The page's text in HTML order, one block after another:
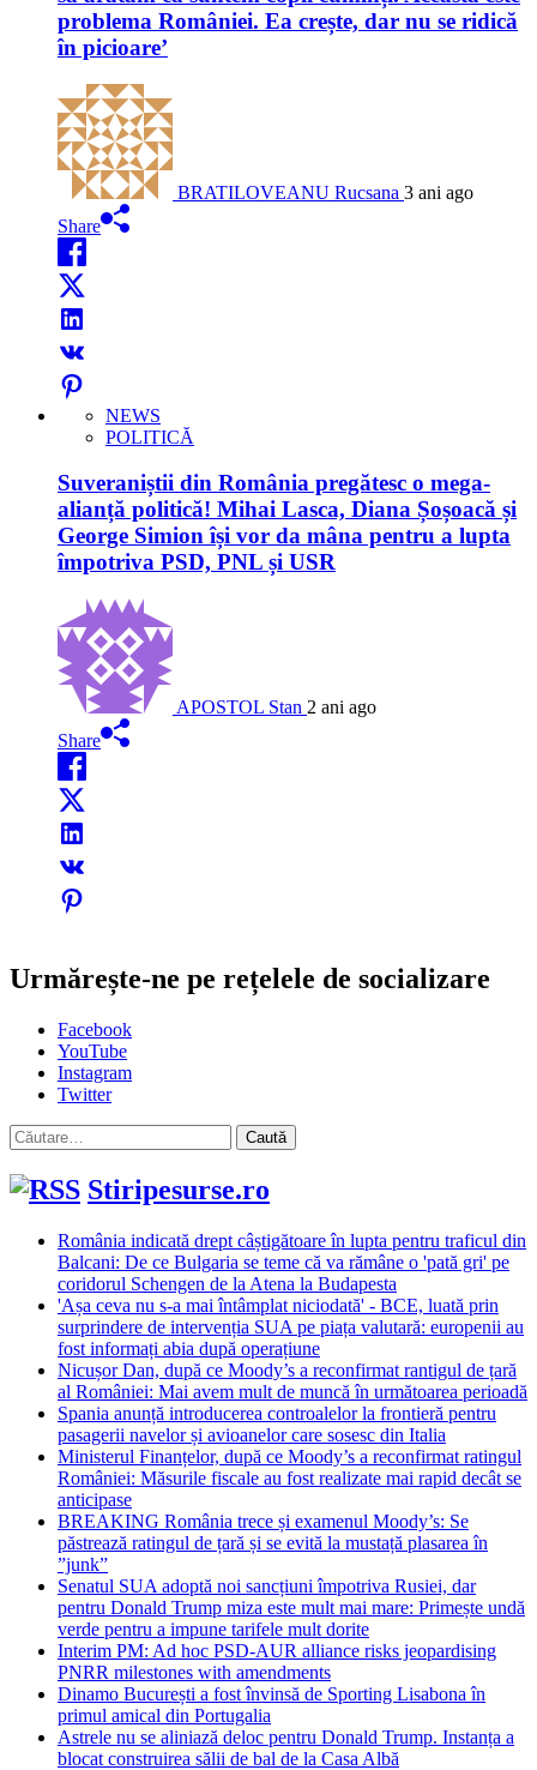
problema României. Ea crește, dar nu se ridică
în picioare’
BRATILOVEANU Rucsana 3 ani ago
Share
NEWS
POLITICĂ
Suveraniștii din România pregătesc o mega-
alianță politică! Mihai Lasca, Diana Șoșoacă și
George Simion își vor da mâna pentru a lupta
împotriva PSD, PNL și USR
APOSTOL Stan 2 ani ago
Share
Urmărește-ne pe rețelele de socializare
Facebook
YouTube
Instagram
Twitter
Caută
după:
Stiripesurse.ro
România indicată drept câștigătoare în lupta pentru traficul din
Balcani: De ce Bulgaria se teme că va rămâne o 'pată gri' pe
coridorul Schengen de la Atena la Budapesta
'Așa ceva nu s-a mai întâmplat niciodată' - BCE, luată prin
surprindere de intervenția SUA pe piața valutară: europenii au
fost informați abia după operațiune
Nicușor Dan, după ce Moody’s a reconfirmat rantigul de țară
al României: Mai avem mult de muncă în următoarea perioadă
Spania anunță introducerea controalelor la frontieră pentru
pasagerii navelor și avioanelor care sosesc din Italia
Ministerul Finanțelor, după ce Moody’s a reconfirmat ratingul
României: Măsurile fiscale au fost realizate mai rapid decât se
anticipase
BREAKING România trece și examenul Moody’s: Se
păstrează ratingul de țară și se evită la mustață plasarea în
”junk”
Senatul SUA adoptă noi sancțiuni împotriva Rusiei, dar
pentru Donald Trump miza este mult mai mare: Primește undă
verde pentru a impune tarifele mult dorite
Interim PM: Ad hoc PSD-AUR alliance risks jeopardising
PNRR milestones with amendments
Dinamo București a fost învinsă de Sporting Lisabona în
primul amical din Portugalia
Astrele nu se aliniază deloc pentru Donald Trump. Instanța a
blocat construirea sălii de bal de la Casa Albă